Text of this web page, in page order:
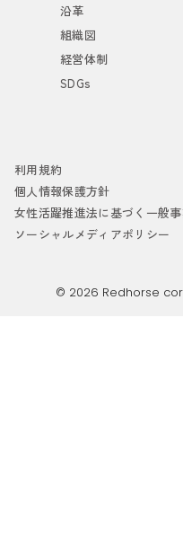
沿革
組織図
経営体制
SDGs
利用規約
個人情報保護方針
女性活躍推進法に基づく一般
ソーシャルメディアポリシー
© 2026 Redhorse